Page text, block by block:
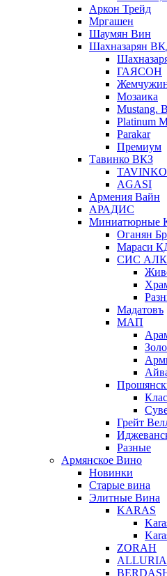
Аркон Трейд
Мргашен
Шаумян Вин
Шахназарян
ГАЯСОН
Мозаика
Mustang.
Platinum
Parakar
Премиум
Тавинко ВКЗ
TAVINKO
AGASI
Армения Вайн
АРАДИС
Миниатюрные
Оганян
Мараси
СИС
Мадатовъ
МАП
Грейт
Разные
Армянское Вино
Новинки
Старые вина
Элитные Вина
KARAS
ZORAH